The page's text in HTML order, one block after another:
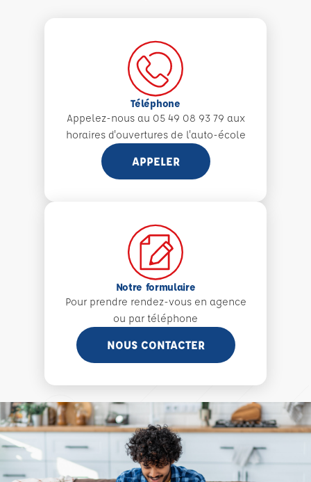
Téléphone
Appelez-nous au 05 49 08 93 79 aux
horaires d'ouvertures de l'auto-école
APPELER
Notre formulaire
Pour prendre rendez-vous en agence
ou par téléphone
NOUS CONTACTER